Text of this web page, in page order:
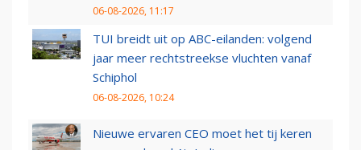
06-08-2026, 11:17
TUI breidt uit op ABC-eilanden: volgend
jaar meer rechtstreekse vluchten vanaf
Schiphol
06-08-2026, 10:24
Nieuwe ervaren CEO moet het tij keren